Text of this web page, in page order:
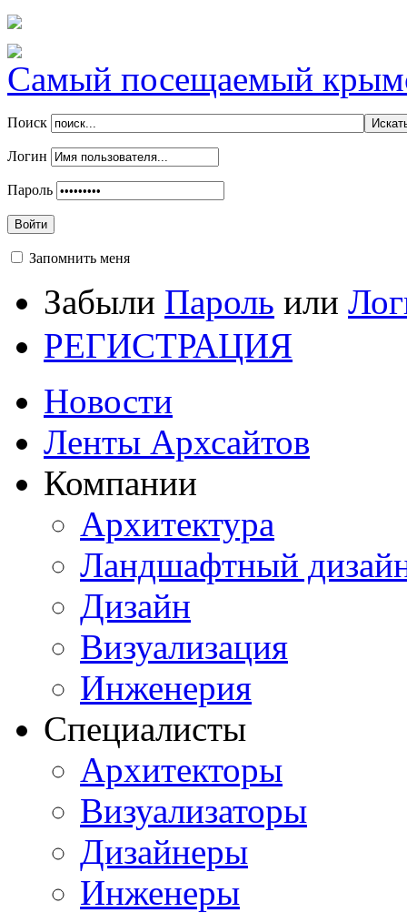
Самый посещаемый
Поиск
Логин
Пароль
Войти
Запомнить меня
Забыли Пароль или
РЕГИСТРАЦИЯ
Новости
Ленты Архсайтов
Компании
Архитектура
Ландшафтный
Дизайн
Визуализация
Инженерия
Специалисты
Архитекторы
Визуализаторы
Дизайнеры
Инженеры